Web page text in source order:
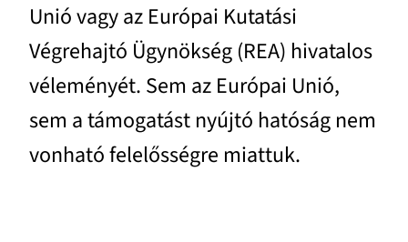
Unió vagy az Európai Kutatási
Végrehajtó Ügynökség (REA) hivatalos
véleményét. Sem az Európai Unió,
sem a támogatást nyújtó hatóság nem
vonható felelősségre miattuk.